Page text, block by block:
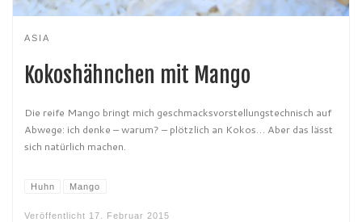
ASIA
Kokoshähnchen mit Mango
Die reife Mango bringt mich geschmacksvorstellungstechnisch auf
Abwege: ich denke – warum? – plötzlich an Kokos… Aber das lässt
sich natürlich machen.
Huhn Mango
Veröffentlicht 17. Februar 2015